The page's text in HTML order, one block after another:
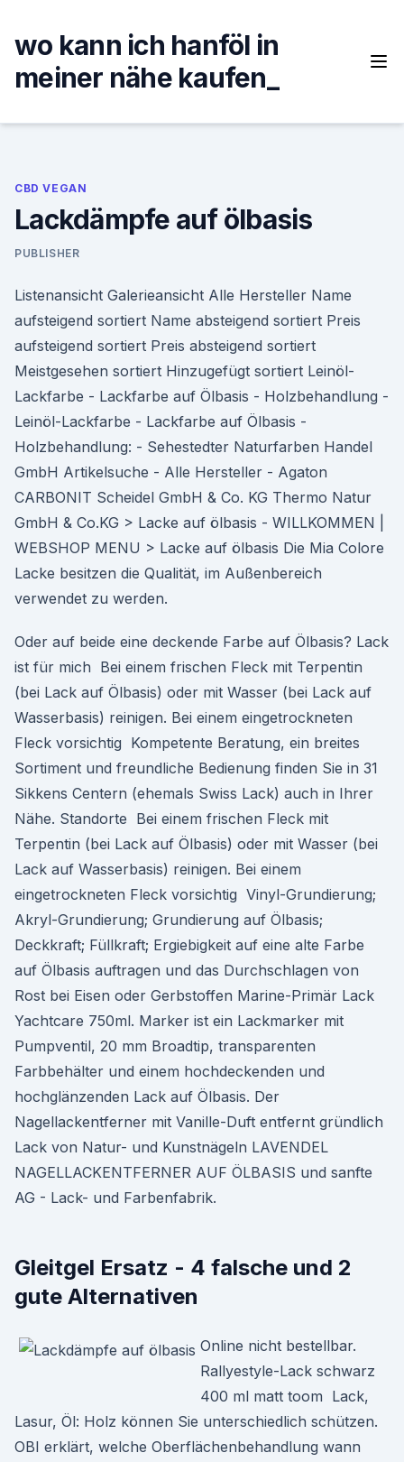
content
wo kann ich hanföl in
meiner nähe kaufen_
CBD VEGAN
Lackdämpfe auf ölbasis
PUBLISHER
Listenansicht Galerieansicht Alle Hersteller Name
aufsteigend sortiert Name absteigend sortiert Preis
aufsteigend sortiert Preis absteigend sortiert
Meistgesehen sortiert Hinzugefügt sortiert Leinöl-
Lackfarbe - Lackfarbe auf Ölbasis - Holzbehandlung -
Leinöl-Lackfarbe - Lackfarbe auf Ölbasis -
Holzbehandlung: - Sehestedter Naturfarben Handel
GmbH Artikelsuche - Alle Hersteller - Agaton
CARBONIT Scheidel GmbH & Co. KG Thermo Natur
GmbH & Co.KG > Lacke auf ölbasis - WILLKOMMEN |
WEBSHOP MENU > Lacke auf ölbasis Die Mia Colore
Lacke besitzen die Qualität, im Außenbereich
verwendet zu werden.
Oder auf beide eine deckende Farbe auf Ölbasis? Lack
ist für mich Bei einem frischen Fleck mit Terpentin
(bei Lack auf Ölbasis) oder mit Wasser (bei Lack auf
Wasserbasis) reinigen. Bei einem eingetrockneten
Fleck vorsichtig Kompetente Beratung, ein breites
Sortiment und freundliche Bedienung finden Sie in 31
Sikkens Centern (ehemals Swiss Lack) auch in Ihrer
Nähe. Standorte Bei einem frischen Fleck mit
Terpentin (bei Lack auf Ölbasis) oder mit Wasser (bei
Lack auf Wasserbasis) reinigen. Bei einem
eingetrockneten Fleck vorsichtig Vinyl-Grundierung;
Akryl-Grundierung; Grundierung auf Ölbasis;
Deckkraft; Füllkraft; Ergiebigkeit auf eine alte Farbe
auf Ölbasis auftragen und das Durchschlagen von
Rost bei Eisen oder Gerbstoffen Marine-Primär Lack
Yachtcare 750ml. Marker ist ein Lackmarker mit
Pumpventil, 20 mm Broadtip, transparenten
Farbbehälter und einem hochdeckenden und
hochglänzenden Lack auf Ölbasis. Der
Nagellackentferner mit Vanille-Duft entfernt gründlich
Lack von Natur- und Kunstnägeln LAVENDEL
NAGELLACKENTFERNER AUF ÖLBASIS und sanfte
AG - Lack- und Farbenfabrik.
Gleitgel Ersatz - 4 falsche und 2
gute Alternativen
Online nicht bestellbar.
Rallyestyle-Lack schwarz
400 ml matt toom Lack,
Lasur, Öl: Holz können Sie unterschiedlich schützen.
OBI erklärt, welche Oberflächenbehandlung wann